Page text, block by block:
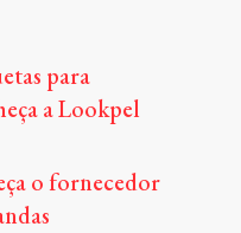
para
a Lookpel
o fornecedor